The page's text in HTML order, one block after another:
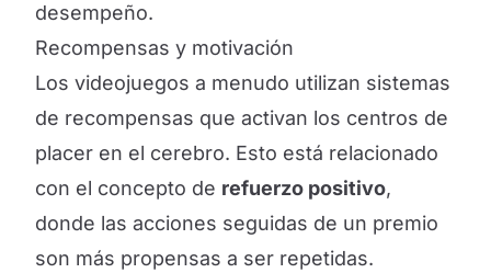
desempeño.
Recompensas y motivación
Los videojuegos a menudo utilizan sistemas
de recompensas que activan los centros de
placer en el cerebro. Esto está relacionado
con el concepto de refuerzo positivo,
donde las acciones seguidas de un premio
son más propensas a ser repetidas.